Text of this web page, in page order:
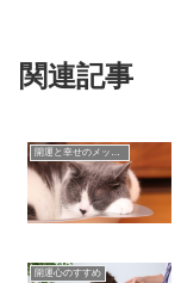
関連記事
開運と幸せのメッセージ
開運心のすすめ